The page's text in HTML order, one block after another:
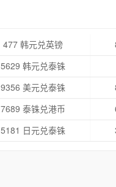
477 韩元兑英镑
5629 韩元兑泰铢
9356 美元兑泰铢
7689 泰铢兑港币
5181 日元兑泰铢